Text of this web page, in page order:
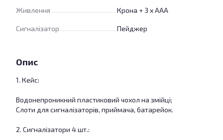
Живлення Крона + 3 x AAA
Сигналізатор Пейджер
Опис
1. Кейс:
Водонепроникний пластиковий чохол на змійці;
Слоти для сигналізаторів, приймача, батарейок.
2. Сигналізатори 4 шт.: